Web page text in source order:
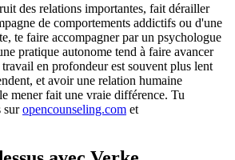
des relations importantes, fait dérailler
de comportements addictifs ou d'une
te faire accompagner par un psychologue
pratique autonome tend à faire avancer
en profondeur est souvent plus lent
et avoir une relation humaine
mener fait une vraie différence. Tu
sur opencounseling.com et